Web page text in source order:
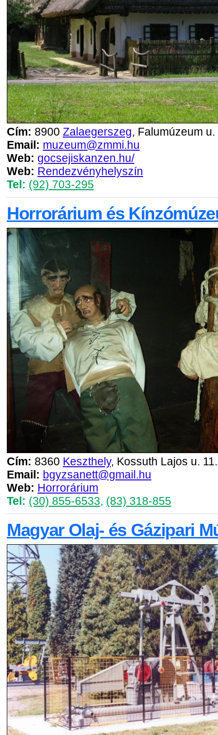
Cím: 8900 Zalaegerszeg, Falumúzeum u.
Email: muzeum@zmmi.hu
Web: gocsejiskanzen.hu/
Web: Rendezvényhelyszín
Tel: (92) 703-295
Horrorárium és
Cím: 8360 Keszthely, Kossuth Lajos u.
Email: bgyzsanett@gmail.hu
Web: Horrorárium
Tel: (30) 855-6533, (83) 318-855
Magyar Olaj- és Gázipari